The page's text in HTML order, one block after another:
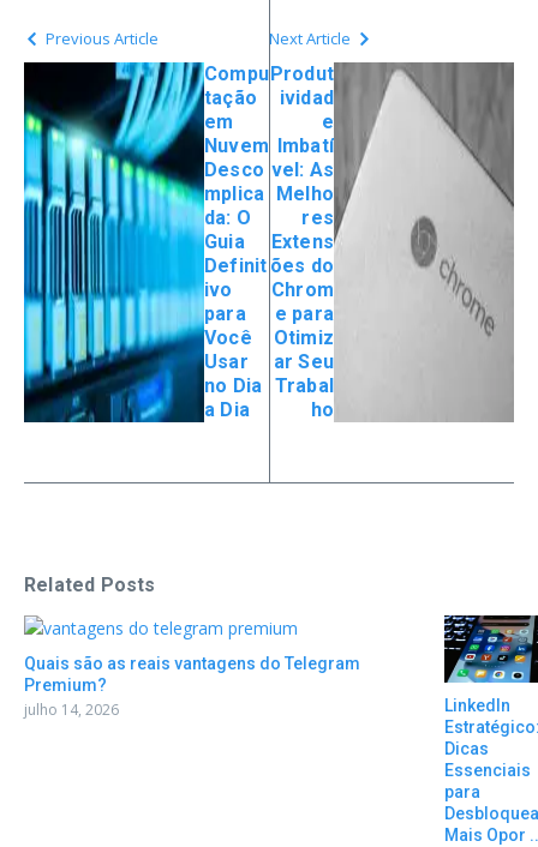
Previous Article
Compu
tação
em
Nuvem
Desco
mplica
da: O
Guia
Definit
ivo
para
Você
Usar
no Dia
a Dia
Next Article
Produt
ividad
e
Imbatí
vel: As
Melho
res
Extens
ões do
Chrom
e para
Otimiz
ar Seu
Trabal
ho
Related Posts
Quais são as reais vantagens do Telegram
Premium?
julho 14, 2026
LinkedIn
Dicas
Essenciais
para
Mais Opor